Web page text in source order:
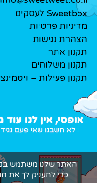
Sweetbox לעסקים
מדיניות פרטיות
הצהרת נגישות
תקנון אתר
תקנון משלוחים
תקנון פעילות –
כדי להעניק לך את